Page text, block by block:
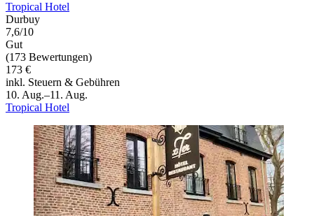
Tropical Hotel
Durbuy
7,6/10
Gut
(173 Bewertungen)
173 €
inkl. Steuern & Gebühren
10. Aug.–11. Aug.
Tropical Hotel